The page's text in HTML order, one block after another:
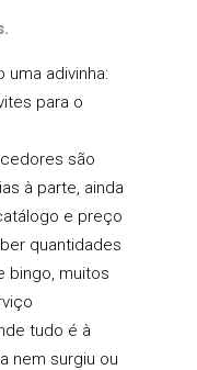
adivinha:
para o
são
à parte, ainda
e preço
quantidades
bingo, muitos
tudo é à
nem surgiu ou